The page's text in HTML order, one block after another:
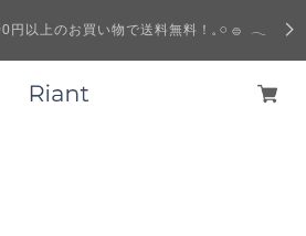
以上のお買い物で送料無料！𓈒 𓏸 𓐍 𓂃